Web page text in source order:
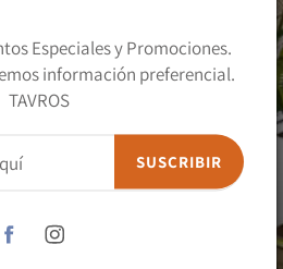
Especiales y Promociones.
información preferencial.
TAVROS
SUSCRIBIR
tu Alfombra a
Medida